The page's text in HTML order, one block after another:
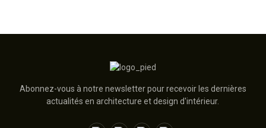
Abonnez-vous à notre newsletter pour recevoir les dernières
actualités en architecture et design d'intérieur.